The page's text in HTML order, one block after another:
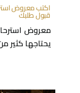
اكتب معروض
قبول طلبك
معروض
يحتاجها كثير